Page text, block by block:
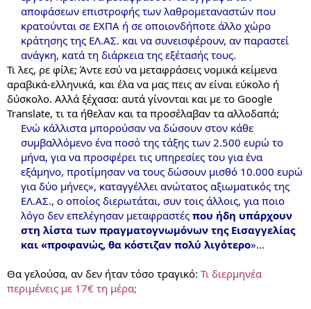
αποφάσεων επιστροφής των λαθρομεταναστών που
κρατούνται σε ΕΧΠΑ ή σε οποιονδήποτε άλλο χώρο
κράτησης της ΕΛ.ΑΣ. και να συνεισφέρουν, αν παραστεί
ανάγκη, κατά τη διάρκεια της εξέτασής τους.
Τι λες, ρε φίλε; Άντε εσύ να μεταφράσεις νομικά κείμενα
αραβικά-ελληνικά, και έλα να μας πεις αν είναι εύκολο ή
δύσκολο. Αλλά ξέχασα: αυτά γίνονται και με το Google
Translate, τι τα ήθελαν και τα προσέλαβαν τα αλλοδαπά;
Ενώ κάλλιστα μπορούσαν να δώσουν στον κάθε
συμβαλλόμενο ένα ποσό της τάξης των 2.500 ευρώ το
μήνα, για να προσφέρει τις υπηρεσίες του για ένα
εξάμηνο, προτίμησαν να τους δώσουν μισθό 10.000 ευρώ
για δύο μήνες», καταγγέλλει ανώτατος αξιωματικός της
ΕΛ.ΑΣ., ο οποίος διερωτάται, συν τοις άλλοις, για ποιο
λόγο δεν επελέγησαν μεταφραστές που ήδη υπάρχουν
στη λίστα των πραγματογνωμόνων της Εισαγγελίας
και «προφανώς, θα κόστιζαν πολύ λιγότερο»...
Θα γελούσα, αν δεν ήταν τόσο τραγικό: Τι διερμηνέα
περιμένεις με 17€ τη μέρα;